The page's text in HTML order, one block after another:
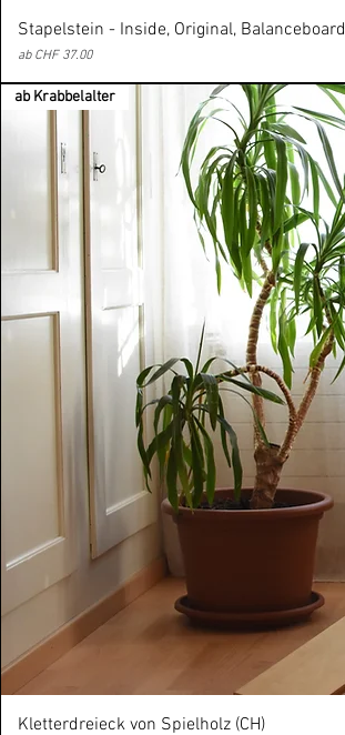
Stapelstein - Inside, Original, Balanceboard
ab CHF 37.00
Sale-Preis
ab Krabbelalter
Kletterdreieck von Spielholz (CH)